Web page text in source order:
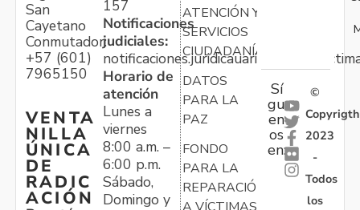
San
Cayetano
Conmutador:
+57 (601)
7965150
VENTA
NILLA
ÚNICA
DE
RADIC
ACIÓN
157
Notificaciones
judiciales:
Horario de
atención
Lunes a
viernes
8:00 a.m. –
6:00 p.m.
Sábado,
Domingo y
ATENCIÓN Y
SERVICIOS
CIUDADANÍA
DATOS
PARA LA
PAZ
FONDO
PARA LA
REPARACIÓN
Sí
gu
en
os
en:
©
Copyrigth
2023
-
Todos
los